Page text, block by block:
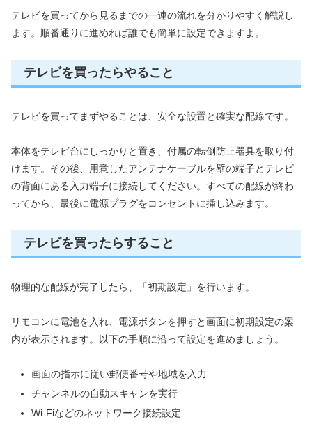
テレビを買ってから見るまでの一連の流れを分かりやすく解説し
ます。順番通りに進めれば誰でも簡単に設定できますよ。
テレビを買ったらやること
テレビを買ってまずやることは、安全な設置と確実な配線です。
本体をテレビ台にしっかりと置き、付属の転倒防止器具を取り付
けます。その後、用意したアンテナケーブルを壁の端子とテレビ
の背面にある入力端子に接続してください。すべての配線が終わ
ってから、最後に電源プラグをコンセントに挿し込みます。
テレビを買ったらすること
物理的な配線が完了したら、「初期設定」を行います。
リモコンに電池を入れ、電源ボタンを押すと画面に初期設定の案
内が表示されます。以下の手順に沿って設定を進めましょう。
画面の指示に従い郵便番号や地域を入力
チャンネルの自動スキャンを実行
Wi-Fiなどのネットワーク接続設定